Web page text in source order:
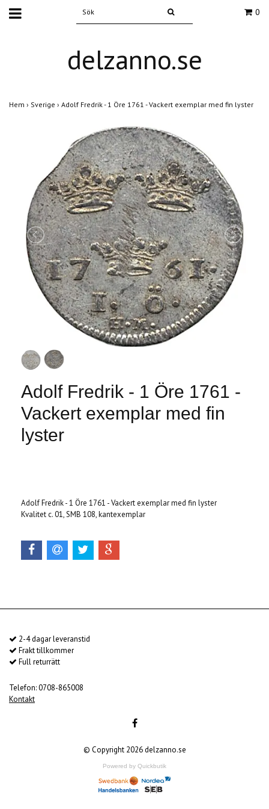
0
delzanno.se
Hem › Sverige › Adolf Fredrik - 1 Öre 1761 - Vackert exemplar med fin lyster
Adolf Fredrik - 1 Öre 1761 -
Vackert exemplar med fin
lyster
Adolf Fredrik - 1 Öre 1761 - Vackert exemplar med fin lyster
Kvalitet c. 01, SMB 108, kantexemplar
2-4 dagar leveranstid
Frakt tillkommer
Full returrätt
Telefon: 0708-865008
Kontakt
© Copyright 2026 delzanno.se
Powered by Quickbutik